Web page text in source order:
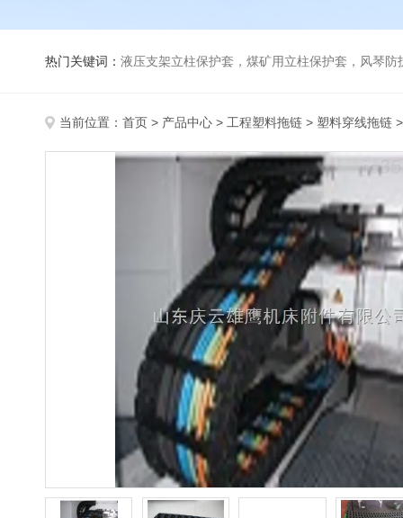
热门关键词： 液压支架立柱保护套，煤矿用立柱保护套，风琴
当前位置： 首页 > 产品中心 > 工程塑料拖链 > 塑料穿线拖链